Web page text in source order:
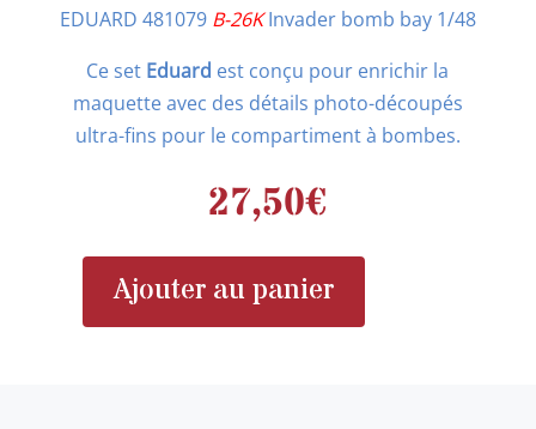
EDUARD 481079 B-26KInvader bomb bay 1/48
Ce set Eduard est conçu pour enrichir la
maquette avec des détails photo-découpés
ultra-fins pour le compartiment à bombes.
27,50€
quantitéAjouter au panier